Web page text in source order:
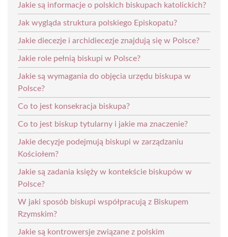
Jakie są informacje o polskich biskupach katolickich?
Jak wygląda struktura polskiego Episkopatu?
Jakie diecezje i archidiecezje znajdują się w Polsce?
Jakie role pełnią biskupi w Polsce?
Jakie są wymagania do objęcia urzędu biskupa w
Polsce?
Co to jest konsekracja biskupa?
Co to jest biskup tytularny i jakie ma znaczenie?
Jakie decyzje podejmują biskupi w zarządzaniu
Kościołem?
Jakie są zadania księży w kontekście biskupów w
Polsce?
W jaki sposób biskupi współpracują z Biskupem
Rzymskim?
Jakie są kontrowersje związane z polskim